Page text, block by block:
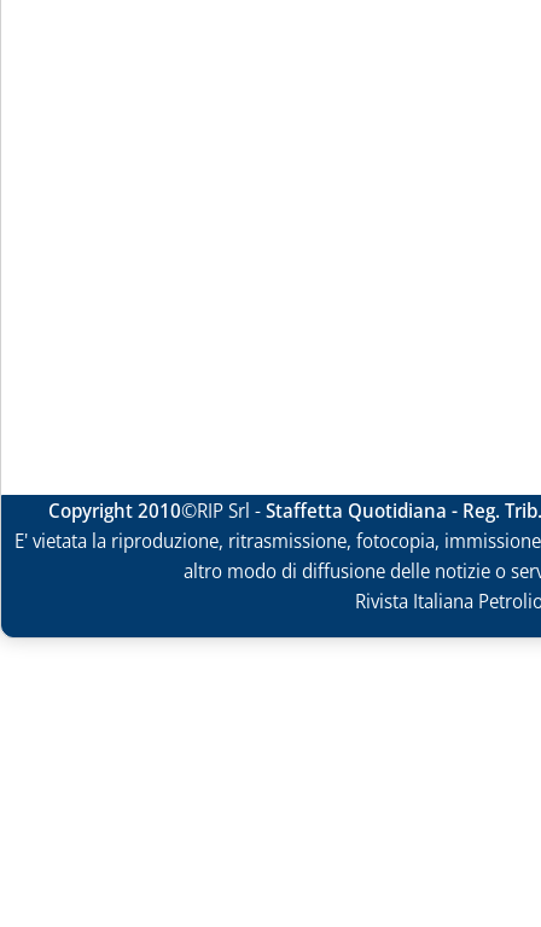
Copyright 2010©RIP Srl -Staffetta Quotidiana - Reg.
E' vietata la riproduzione, ritrasmissione, fotocopia,
altro modo di diffusione delle notizie o
Rivista Italiana